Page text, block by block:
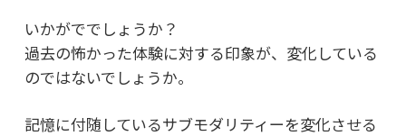
いかがででしょうか？
過去の怖かった体験に対する印象が、変化している
のではないでしょうか。
記憶に付随しているサブモダリティーを変化させる